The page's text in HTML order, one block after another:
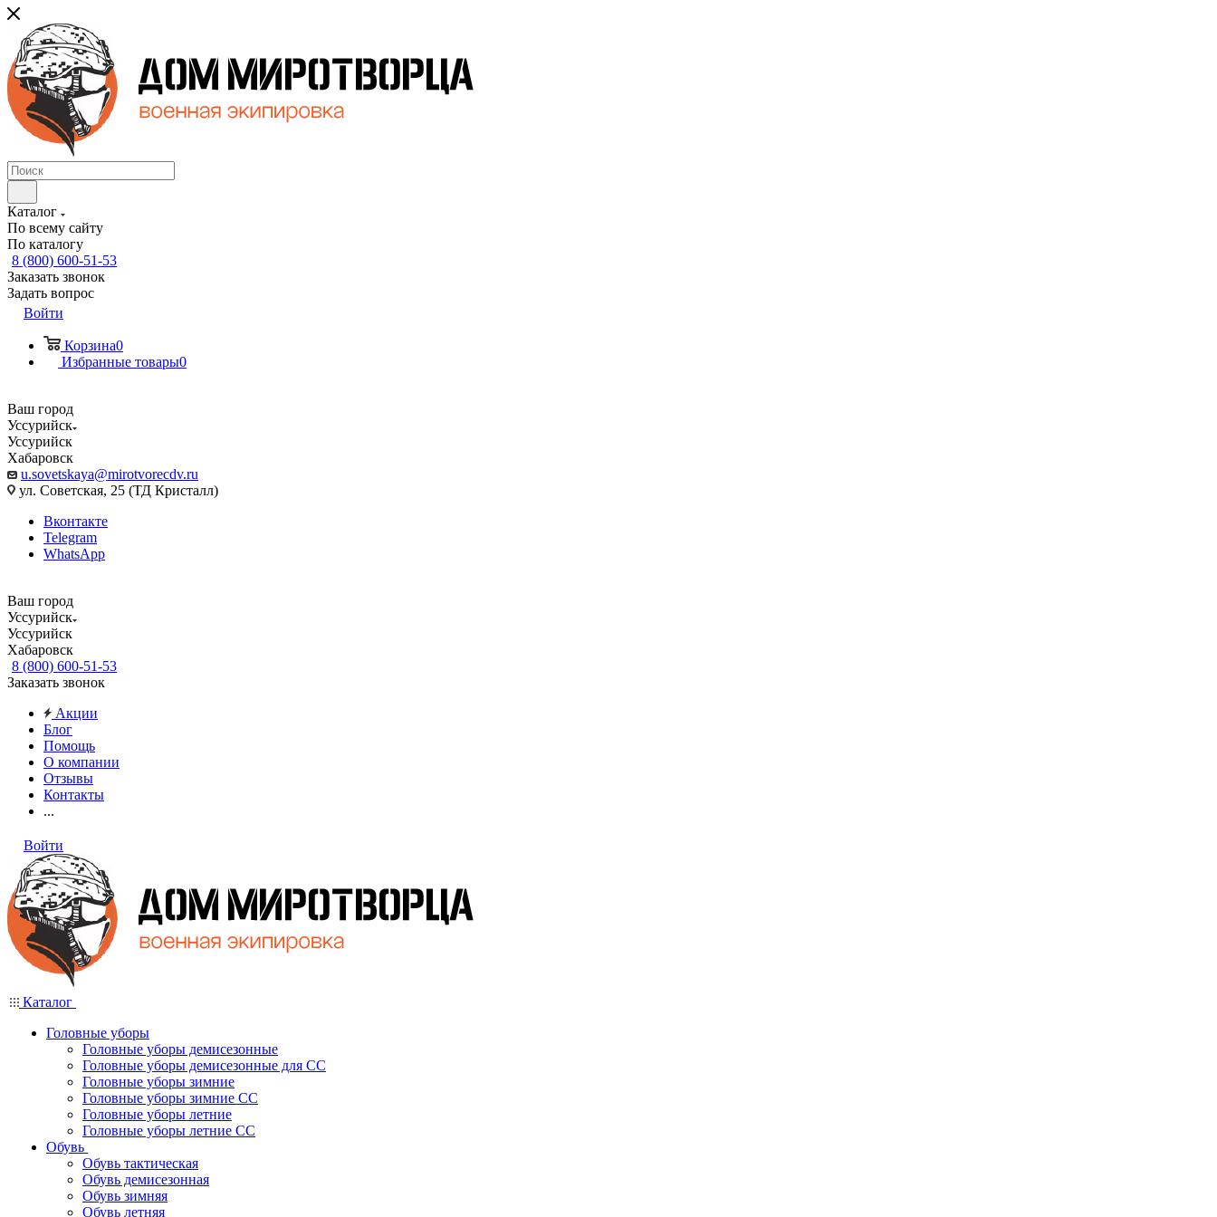
Каталог
По всему сайту
По каталогу
8 (800) 600-51-53
Заказать звонок
Задать вопрос
Войти
Корзина0
Избранные товары0
Ваш город
Уссурийск
Уссурийск
Хабаровск
u.sovetskaya@mirotvorecdv.ru
ул. Советская, 25 (ТД Кристалл)
Вконтакте
Telegram
WhatsApp
Ваш город
Уссурийск
Уссурийск
Хабаровск
8 (800) 600-51-53
Заказать звонок
Акции
Блог
Помощь
О компании
Отзывы
Контакты
...
Войти
Каталог
Головные уборы
Головные уборы демисезонные
Головные уборы демисезонные для СС
Головные уборы зимние
Головные уборы зимние СС
Головные уборы летние
Головные уборы летние СС
Обувь
Обувь тактическая
Обувь демисезонная
Обувь зимняя
Обувь летняя